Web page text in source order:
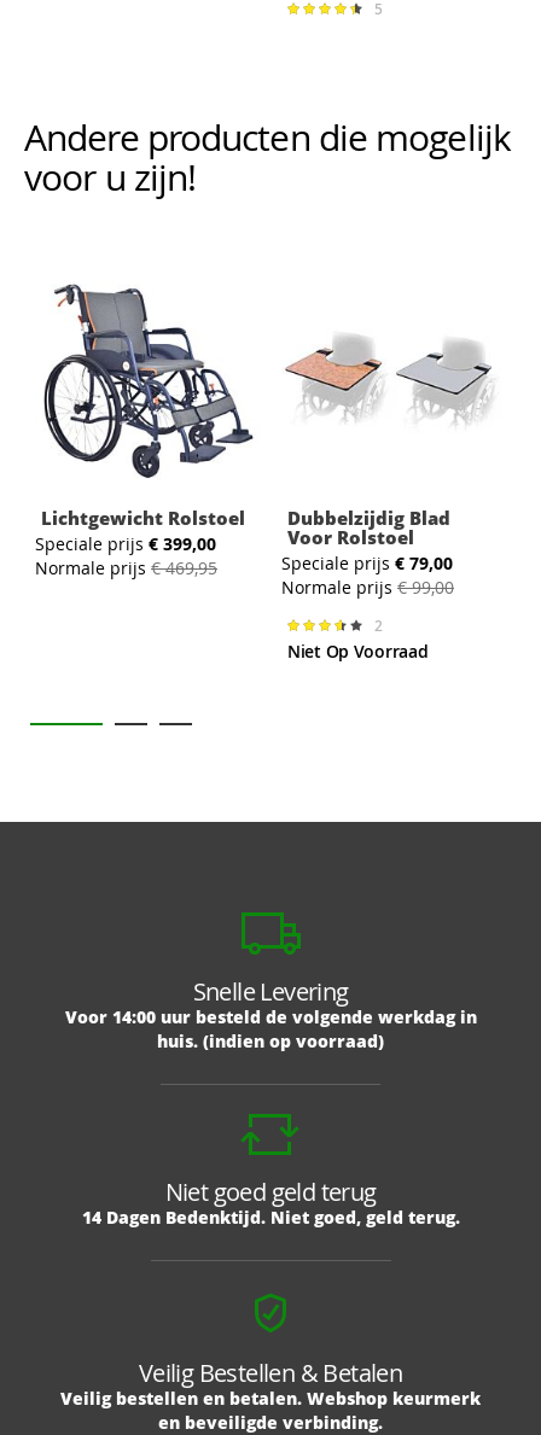
Waardering:
5
Andere producten die mogelijk
voor u zijn!
Lichtgewicht Rolstoel
Speciale prijs € 399,00
Normale prijs € 469,95
Dubbelzijdig Blad
Voor Rolstoel
Speciale prijs € 79,00
Normale prijs € 99,00
Waardering:
73%
2
Niet Op Voorraad
Snelle Levering
Voor 14:00 uur besteld de volgende werkdag in
huis. (indien op voorraad)
Niet goed geld terug
14 Dagen Bedenktijd. Niet goed, geld terug.
Veilig Bestellen & Betalen
Veilig bestellen en betalen. Webshop keurmerk
en beveiligde verbinding.